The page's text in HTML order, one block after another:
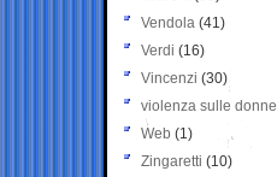
Vendola (41)
Verdi (16)
Vincenzi (30)
violenza sulle donne
Web (1)
Zingaretti (10)